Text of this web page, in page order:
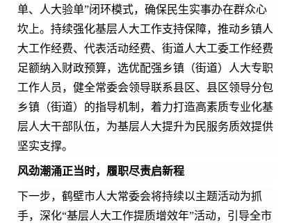
单、人大验单”闭环模式，确保民生实事办在群众心
坎上。持续强化基层人大工作支持保障，推动乡镇人
大工作经费、代表活动经费、街道人大工委工作经费
足额纳入财政预算，选优配强乡镇（街道）人大专职
工作人员，健全常委会领导联系县区、县区领导分包
乡镇（街道）的指导机制，着力打造高素质专业化基
层人大干部队伍，为基层人大提升为民服务质效提供
坚实支撑。
风劲潮涌正当时，履职尽责启新程
下一步，鹤壁市人大常委会将持续以主题活动为抓
手，深化“基层人大工作提质增效年”活动，引导全市